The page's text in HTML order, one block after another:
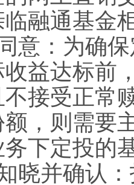
临融通基金
意：为确
益达标前
接受正常
，则需要
务下定投的
晓并确认